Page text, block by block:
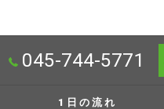
045-744-5771
1日の流れ